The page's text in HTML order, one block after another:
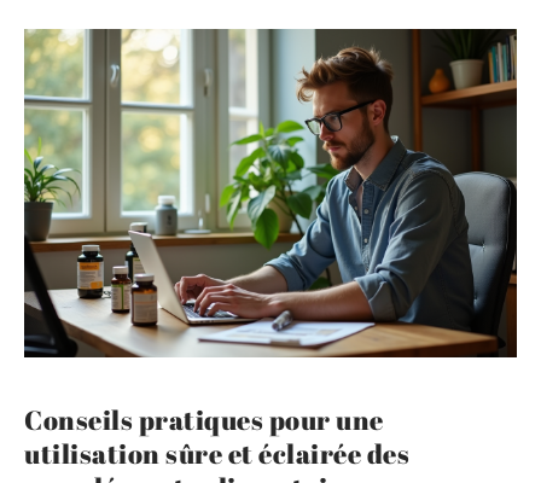
Conseils pratiques pour une
utilisation sûre et éclairée des